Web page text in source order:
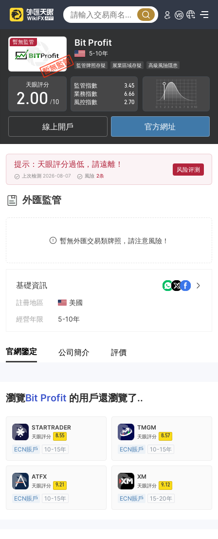
暫無監管 Bit Profit
5-10年
監管牌照存疑 展業區域存疑 高級風險隱患
天眼評分
0
1
2
3
4
5
6
7
8
.0
1
2
3
4
5
6
0
1
2
3
4
5
6
/10
監管指數
3.45
業務指數
6.66
風控指數
2.70
線上開戶 官方網址
提示：天眼評分過低，請遠離！
上次檢測 2026-08-07 風險 2条
风险评测
外匯監管
暫無外匯交易類牌照，請注意風險！
基礎資訊
註冊地區
美國
經營年限
5-10年
官網鑒定 公司簡介 評價
瀏覽Bit Profit 的用戶還瀏覽了..
STARTRADER
天眼評分 8.55
ECN賬戶
10-15年
主標MT4
TMGM
天眼評分 8.57
ECN賬戶
10-15年
主標MT4
ATFX
天眼評分 9.21
ECN賬戶
10-15年
XM
天眼評分 9.12
ECN賬戶
15-20年